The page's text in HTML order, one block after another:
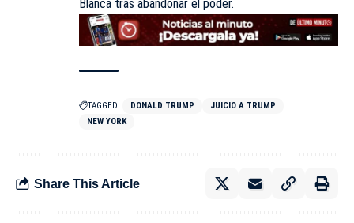
Blanca tras abandonar el poder.
TAGGED: DONALD TRUMP
JUICIO A TRUMP
NEW YORK
Share This Article